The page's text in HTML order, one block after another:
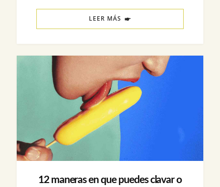
LEER MÁS
12 maneras en que puedes clavar o